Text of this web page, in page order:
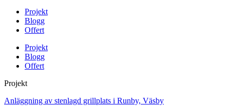
Projekt
Blogg
Offert
Projekt
Blogg
Offert
Projekt
Anläggning av stenlagd grillplats i Runby, Väsby